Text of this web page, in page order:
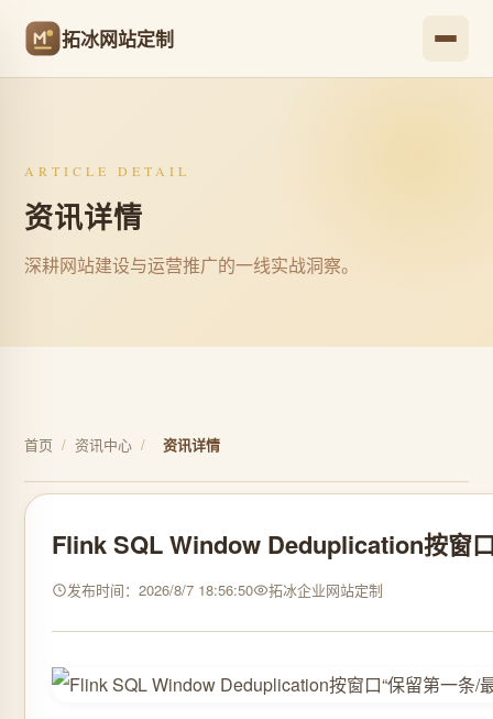
拓冰网站定制
ARTICLE DETAIL
资讯详情
深耕网站建设与运营推广的一线实战洞察。
首页 / 资讯中心 / 资讯详情
Flink SQL Window Deduplication按窗
发布时间：2026/8/7 18:56:50 拓冰企业网站定制